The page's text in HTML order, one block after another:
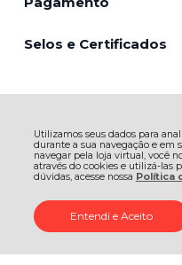
Utilizamos seus dados para
durante a sua navegação e em
navegar pela loja virtual, você
através do cookies e utilizá-las
dúvidas, acesse nossa Política
Entendi e Aceito
Selos e Certificados
2949 - Aeroporto -
CNPJ: 23.127.537/0001-12 | ©